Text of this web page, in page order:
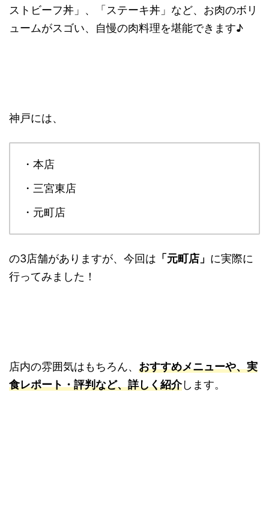
ストビーフ丼」、「ステーキ丼」など、お肉のボリ
ュームがスゴい、自慢の肉料理を堪能できます♪
神戸には、
・本店
・三宮東店
・元町店
の3店舗がありますが、今回は 「元町店」 に実際に
行ってみました！
店内の雰囲気はもちろん、 おすすめメニューや、実
食レポート・評判など、詳しく紹介します。